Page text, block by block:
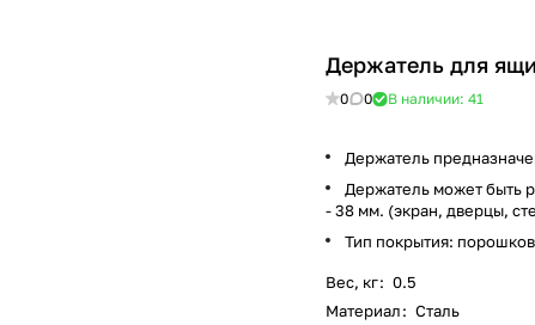
Держатель для
0 0 В наличии: 41
Держатель
Держатель может быть
- 38 мм. (экран, дверцы,
Тип покрытия:
Вес, кг: 0.5
Материал: Сталь